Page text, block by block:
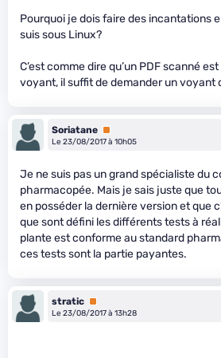
Pourquoi je dois faire des incantations
suis sous Linux?
C’est comme dire qu’un PDF scanné
voyant, il suffit de demander un voyant
Soriatane Premium
Le 23/08/2017 à 10h05
Je ne suis pas un grand spécialiste du
pharmacopée. Mais je sais juste que
en posséder la dernière version et que
que sont défini les différents tests à
plante est conforme au standard
ces tests sont la partie payantes.
stratic Premium
Le 23/08/2017 à 13h28